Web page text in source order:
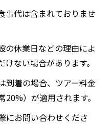
事代は含まれておりませ
の休業日などの理由によ
ない場合があります。
到着の場合、ツアー料金
）が適用されます。
にお問い合わせくださ